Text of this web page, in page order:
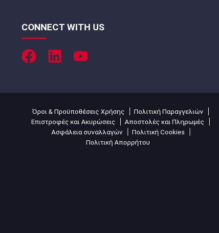
CONNECT WITH US
Όροι & Προϋποθέσεις Χρήσης
Πολιτική Παραγγελιών
Επιστροφές και Ακυρώσεις
Αποστολές και Πληρωμές
Ασφάλεια συναλλαγών
Πολιτική Cookies
Πολιτική Απορρήτου